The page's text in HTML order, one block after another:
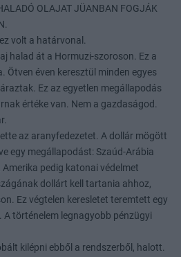
OLAJAT JÜANBAN FOGJÁK
volt a határvonal.
halad át a Hormuzi-szoroson. Ez a
Ötven éven keresztül minden egyes
Ez az egyetlen megállapodás
értéke van. Nem a gazdaságod.
az aranyfedezetet. A dollár mögött
egy megállapodást: Szaúd-Arábia
pedig katonai védelmet
dollárt kell tartania ahhoz,
Ez végtelen keresletet teremtett egy
történelem legnagyobb pénzügyi
kilépni ebből a rendszerből, halott.